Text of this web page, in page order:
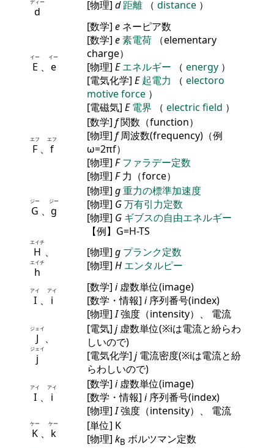
d
[物理] d 距離 （ distance ）
E
イー
、 e
イー
[数学] e ネーピア数
[数学] e素電荷
（elementary
charge）
[物理] E エネルギー （ energy ）
[電気化学] E 起電力 （ electoro
motive force ）
[電磁気] E 電界 （ electric field ）
F
エフ
、 f
エフ
[数学] f関数（function）
[物理] f周波数(frequency)（例
ω=2πf）
[物理] F ファラデー定数
[物理] F力（force）
G
ジー
、 g
ジー
[物理] g重力の標準加速度
[物理] G万有引力定数
[物理] G ギブスの自由エネルギー
【例】G=H-TS
H
エイチ
、
h
エイチ
[物理] g プランク定数
[物理] H エンタルピー
I
アイ
、 i
アイ [数学] i虚数単位(image)
[数学・情報] i序列番号(index)
[物理]I強度（intensity）、 電流
J
ジェイ
、
j
ジェイ
[電気] j虚数単位(※iは電流と紛らわ
しいので)
[電気化学] j電流密度(※iは電流と紛
らわしいので)
I
アイ
、 i
アイ [数学] i虚数単位(image)
[数学・情報] i序列番号(index)
[物理]I強度（intensity）、 電流
K
ケー
、 k
ケー
[単位] K
[物理] kB ボルツマン定数